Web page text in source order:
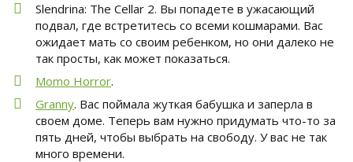
Slendrina: The Cellar 2. Вы попадете в ужасающий
подвал, где встретитесь со всеми кошмарами. Вас
ожидает мать со своим ребенком, но они далеко не
так просты, как может показаться.
Momo Horror.
Granny. Вас поймала жуткая бабушка и заперла в
своем доме. Теперь вам нужно придумать что-то за
пять дней, чтобы выбрать на свободу. У вас не так
много времени.